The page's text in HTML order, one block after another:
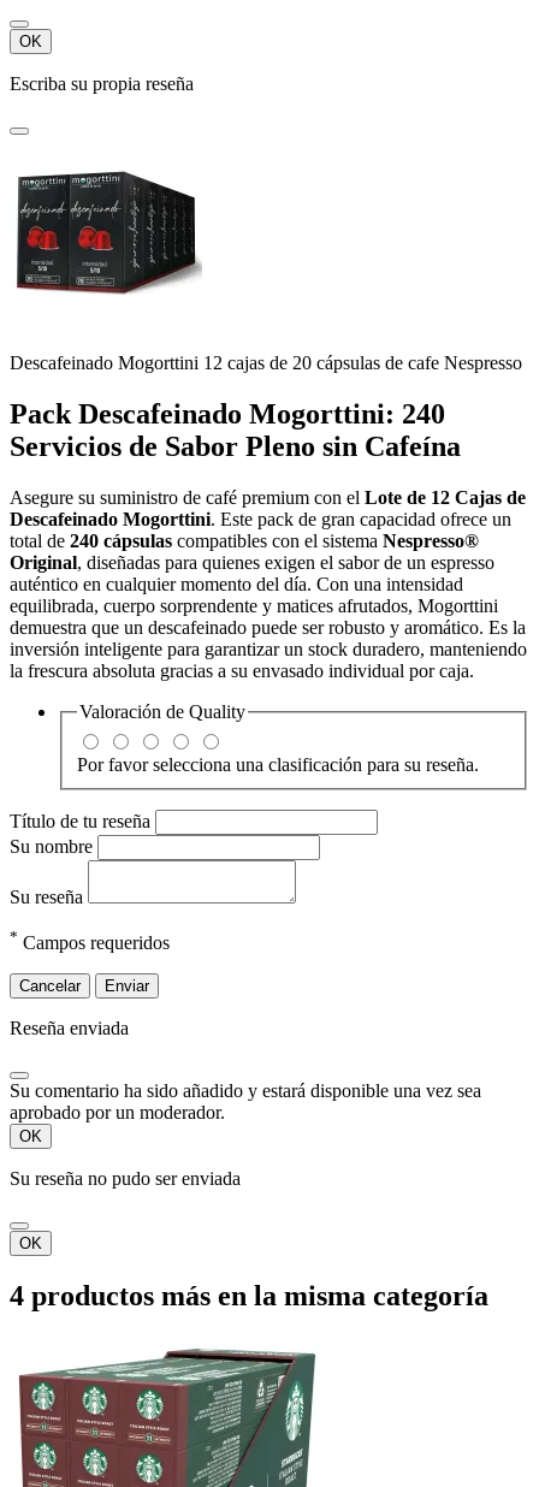
OK
Escriba su propia reseña
Descafeinado Mogorttini 12 cajas de 20 cápsulas de cafe Nespresso
Pack Descafeinado Mogorttini: 240
Servicios de Sabor Pleno sin Cafeína
Asegure su suministro de café premium con el Lote de 12 Cajas de
Descafeinado Mogorttini. Este pack de gran capacidad ofrece un
total de 240 cápsulas compatibles con el sistema Nespresso®
Original, diseñadas para quienes exigen el sabor de un espresso
auténtico en cualquier momento del día. Con una intensidad
equilibrada, cuerpo sorprendente y matices afrutados, Mogorttini
demuestra que un descafeinado puede ser robusto y aromático. Es la
inversión inteligente para garantizar un stock duradero, manteniendo
la frescura absoluta gracias a su envasado individual por caja.
Valoración de Quality
Por favor selecciona una clasificación para su reseña.
Título de tu reseña
Su nombre
Su reseña
* Campos requeridos
Cancelar Enviar
Reseña enviada
Su comentario ha sido añadido y estará disponible una vez sea
aprobado por un moderador.
OK
Su reseña no pudo ser enviada
OK
4 productos más en la misma categoría